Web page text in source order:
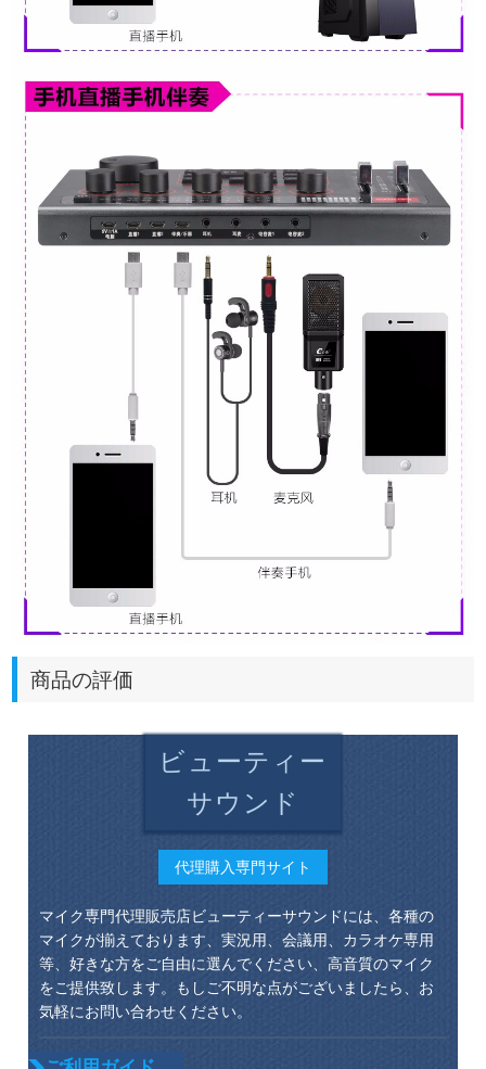
商品の評価
ビューティー
サウンド
代理購入専門サイト
マイク専門代理販売店ビューティーサウンドには、各種の
マイクが揃えております、実況用、会議用、カラオケ専用
等、好きな方をご自由に選んでください、高音質のマイク
をご提供致します。もしご不明な点がございましたら、お
気軽にお問い合わせください。